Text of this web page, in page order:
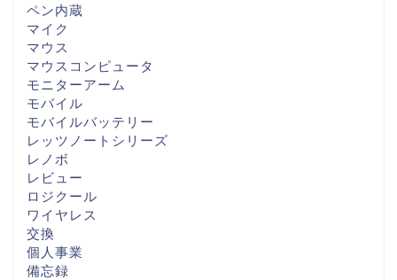
ペン内蔵
マイク
マウス
マウスコンピュータ
モニターアーム
モバイル
モバイルバッテリー
レッツノートシリーズ
レノボ
レビュー
ロジクール
ワイヤレス
交換
個人事業
備忘録